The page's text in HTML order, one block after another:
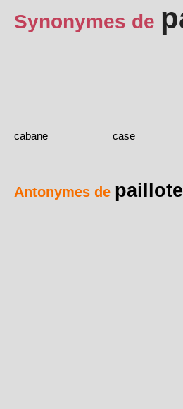
Synonymes de
cabane case
Antonymes de paillote